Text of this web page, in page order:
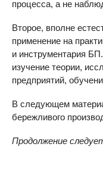
процесса, а не
Второе, вполне
применение на
и инструментария
изучение теории,
предприятий,
В следующем
бережливого
Продолжение